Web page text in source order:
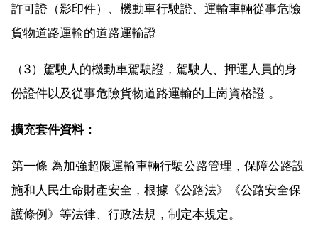
許可證（影印件）、機動車行駛證、運輸車輛從事危險
貨物道路運輸的道路運輸證
（3）駕駛人的機動車駕駛證，駕駛人、押運人員的身
份證件以及從事危險貨物道路運輸的上崗資格證 。
擴充套件資料：
第一條 為加強超限運輸車輛行駛公路管理，保障公路設
施和人民生命財產安全，根據《公路法》《公路安全保
護條例》等法律、行政法規，制定本規定。